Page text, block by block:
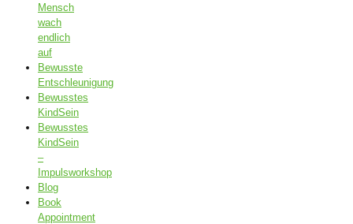
Mensch
wach
endlich
auf
Bewusste
Entschleunigung
Bewusstes
KindSein
Bewusstes
KindSein
–
Impulsworkshop
Blog
Book
Appointment